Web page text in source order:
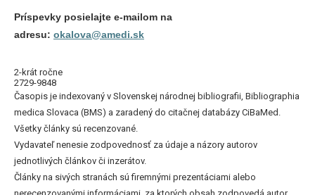
Príspevky posielajte e-mailom na
adresu: okalova@amedi.sk
2-krát ročne
2729-9848
Časopis je indexovaný v Slovenskej národnej bibliografii, Bibliographia
medica Slovaca (BMS) a zaradený do citačnej databázy CiBaMed.
Všetky články sú recenzované.
Vydavateľ nenesie zodpovednosť za údaje a názory autorov
jednotlivých článkov či inzerátov.
Články na sivých stranách sú firemnými prezentáciami alebo